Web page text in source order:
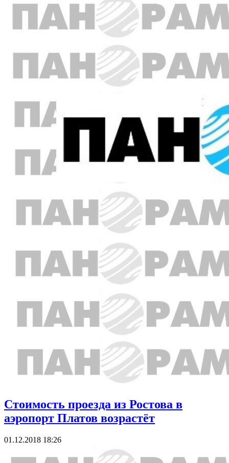
Стоимость проезда из Ростова в
аэропорт Платов возрастёт
01.12.2018 18:26